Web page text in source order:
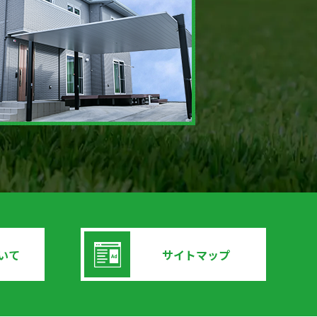
て サイトマップ